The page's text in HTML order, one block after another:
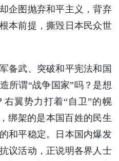
企图抛弃和平主义，背弃
本前提，撕毁日本民众世
备武、突破和平宪法和国
所谓“战争国家”吗？是想
翼势力打着“自卫”的幌
绑架的是本国百姓的民生
和平稳定。日本国内爆发
议活动，正说明各界人士